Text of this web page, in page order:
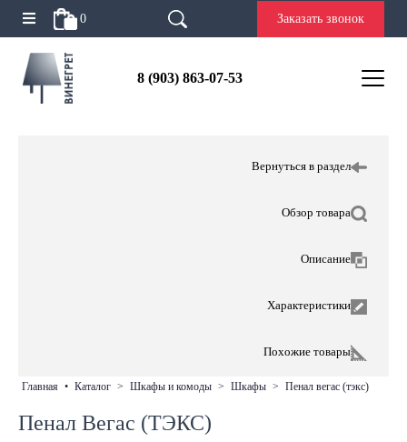
0 Заказать звонок
8 (903) 863-07-53
Вернуться в раздел
Обзор товара
Описание
Характеристики
Похожие товары
главная • каталог > шкафы и комоды > шкафы > пенал вегас (тэкс)
Пенал Вегас (ТЭКС)